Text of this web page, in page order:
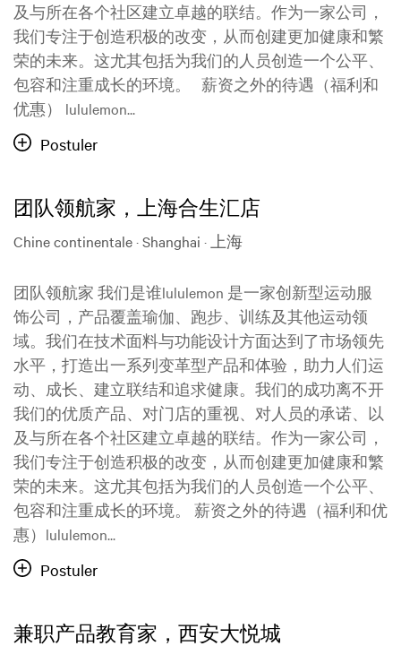
及与所在各个社区建立卓越的联结。作为一家公司，
我们专注于创造积极的改变，从而创建更加健康和繁
荣的未来。这尤其包括为我们的人员创造一个公平、
包容和注重成长的环境。 薪资之外的待遇（福利和
优惠） lululemon...
Postuler
团队领航家，上海合生汇店
Chine continentale · Shanghai · 上海
团队领航家 我们是谁lululemon 是一家创新型运动服
饰公司，产品覆盖瑜伽、跑步、训练及其他运动领
域。我们在技术面料与功能设计方面达到了市场领先
水平，打造出一系列变革型产品和体验，助力人们运
动、成长、建立联结和追求健康。我们的成功离不开
我们的优质产品、对门店的重视、对人员的承诺、以
及与所在各个社区建立卓越的联结。作为一家公司，
我们专注于创造积极的改变，从而创建更加健康和繁
荣的未来。这尤其包括为我们的人员创造一个公平、
包容和注重成长的环境。 薪资之外的待遇（福利和优
惠）lululemon...
Postuler
兼职产品教育家，西安大悦城